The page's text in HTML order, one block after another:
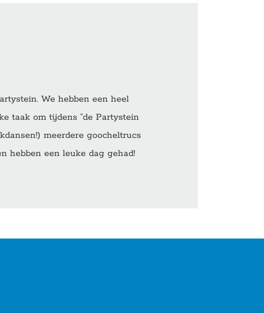
We hebben een heel
taak om tijdens “de Partystein
meerdere goocheltrucs
hebben een leuke dag gehad!